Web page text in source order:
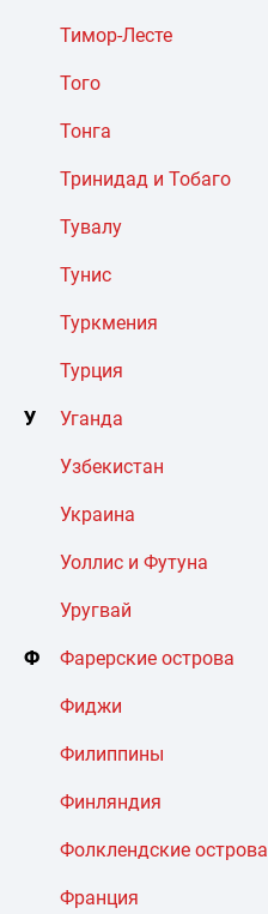
Тимор-Лесте
Того
Тонга
Тринидад и Тобаго
Тувалу
Тунис
Туркмения
Турция
У Уганда
Узбекистан
Украина
Уоллис и Футуна
Уругвай
Ф Фарерские острова
Фиджи
Филиппины
Финляндия
Фолклендские острова
Франция